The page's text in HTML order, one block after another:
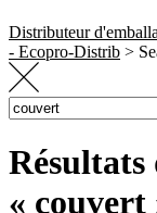
Distributeur
- Ecopro-Distrib >
Search
for:
Résultats
« couvert